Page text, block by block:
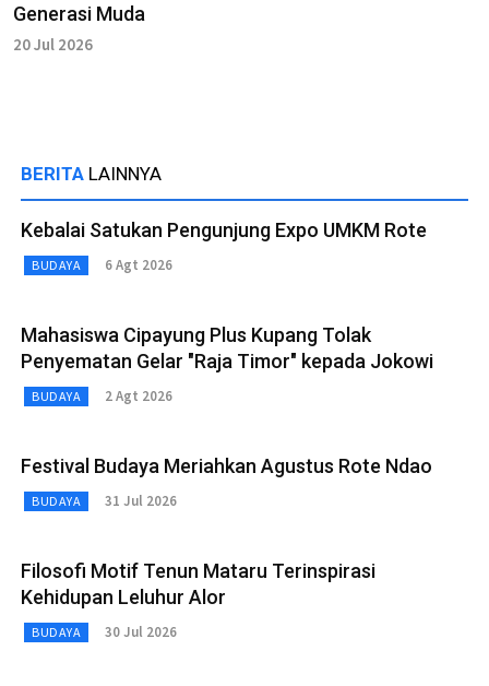
Generasi Muda
20 Jul 2026
BERITA LAINNYA
Kebalai Satukan Pengunjung Expo UMKM Rote
BUDAYA 6 Agt 2026
Mahasiswa Cipayung Plus Kupang Tolak
Penyematan Gelar "Raja Timor" kepada Jokowi
BUDAYA 2 Agt 2026
Festival Budaya Meriahkan Agustus Rote Ndao
BUDAYA 31 Jul 2026
Filosofi Motif Tenun Mataru Terinspirasi
Kehidupan Leluhur Alor
BUDAYA 30 Jul 2026